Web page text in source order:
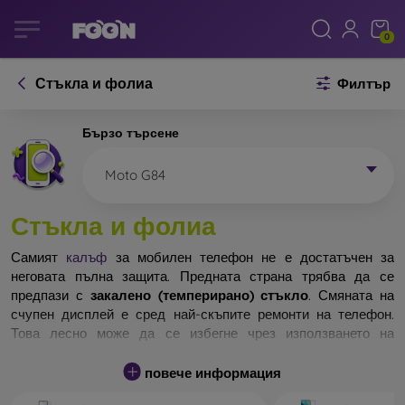
0
Стъкла и фолиа Филтър
Бързо търсене
Moto G84
Стъкла и фолиа
Самият калъф за мобилен телефон не е достатъчен за
неговата пълна защита. Предната страна трябва да се
предпази с закалено (темперирано) стъкло. Смяната на
счупен дисплей е сред най-скъпите ремонти на телефон.
Това лесно може да се избегне чрез използването на
Неразбиваемо стъкло за телефон не съществува, но при
повече информация